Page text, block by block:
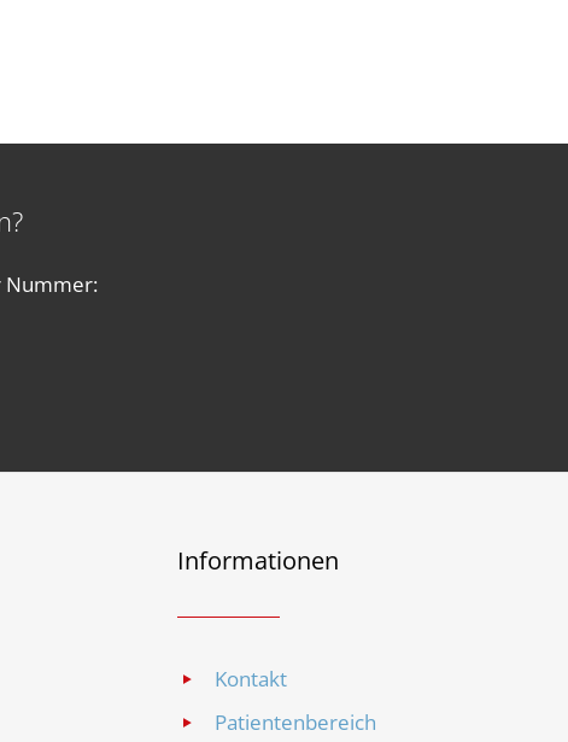
Nummer:
Informationen
Kontakt
Patientenbereich